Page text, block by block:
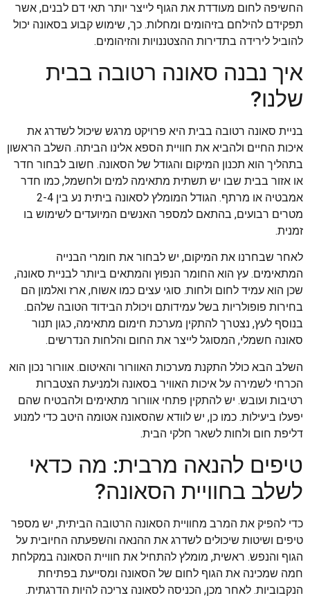
החשיפה לחום מעודדת את הגוף לייצר יותר תאי דם לבנים, אשר
תפקידם להילחם בזיהומים ומחלות. כך, שימוש קבוע בסאונה יכול
להוביל לירידה בתדירות ההצטננויות והזיהומים.
איך נבנה סאונה רטובה בבית
שלנו?
בניית סאונה רטובה בבית היא פרויקט מרגש שיכול לשדרג את
איכות החיים ולהביא את חוויית הספא אלינו הביתה. השלב הראשון
בתהליך הוא תכנון המיקום והגודל של הסאונה. חשוב לבחור חדר
או אזור בבית שבו יש תשתית מתאימה למים ולחשמל, כמו חדר
אמבטיה או מרתף. הגודל המומלץ לסאונה ביתית נע בין 2-4
מטרים רבועים, בהתאם למספר האנשים המיועדים לשימוש בו
זמנית.
לאחר שבחרנו את המיקום, יש לבחור את חומרי הבנייה
המתאימים. עץ הוא החומר הנפוץ והמתאים ביותר לבניית סאונה,
שכן הוא עמיד לחום ולחות. סוגי עצים כמו אשוח, ארז ואלמון הם
בחירות פופולריות בשל עמידותם ויכולת הבידוד הטובה שלהם.
בנוסף לעץ, נצטרך להתקין מערכת חימום מתאימה, כגון תנור
סאונה חשמלי, המסוגל לייצר את החום והלחות הנדרשים.
השלב הבא כולל התקנת מערכות האוורור והאיטום. אוורור נכון הוא
הכרחי לשמירה על איכות האוויר בסאונה ולמניעת הצטברות
רטיבות ועובש. יש להתקין פתחי אוורור מתאימים ולהבטיח שהם
יפעלו ביעילות. כמו כן, יש לוודא שהסאונה אטומה היטב כדי למנוע
דליפת חום ולחות לשאר חלקי הבית.
טיפים להנאה מרבית: מה כדאי
לשלב בחוויית הסאונה?
כדי להפיק את המרב מחוויית הסאונה הרטובה הביתית, יש מספר
טיפים ושיטות שיכולים לשדרג את ההנאה והשפעתה החיובית על
הגוף והנפש. ראשית, מומלץ להתחיל את חוויית הסאונה במקלחת
חמה שמכינה את הגוף לחום של הסאונה ומסייעת בפתיחת
הנקבוביות. לאחר מכן, הכניסה לסאונה צריכה להיות הדרגתית.